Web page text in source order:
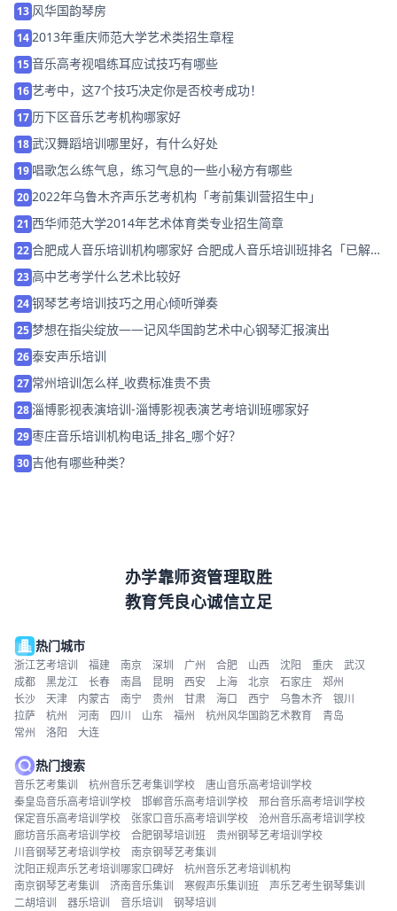
13 风华国韵琴房
14 2013年重庆师范大学艺术类招生章程
15音乐高考视唱练耳应试技巧有哪些
16艺考中，这7个技巧决定你是否校考成功！
17 历下区音乐艺考机构哪家好
18武汉舞蹈培训哪里好，有什么好处
19 唱歌怎么练气息，练习气息的一些小秘方有哪些
20 2022年乌鲁木齐声乐艺考机构「考前集训营招生中」
21 西华师范大学2014年艺术体育类专业招生简章
22合肥成人音乐培训机构哪家好 合肥成人音乐培训班排名「已解
决」
23高中艺考学什么艺术比较好
24钢琴艺考培训技巧之用心倾听弹奏
25梦想在指尖绽放——记风华国韵艺术中心钢琴汇报演出
26泰安声乐培训
27 常州培训怎么样_收费标准贵不贵
28淄博影视表演培训-淄博影视表演艺考培训班哪家好
29枣庄音乐培训机构电话_排名_哪个好？
30 吉他有哪些种类？
办学靠师资管理取胜
教育凭良心诚信立足
热门城市
浙江艺考培训 福建 南京 深圳 广州 合肥 山西 沈阳 重庆
武汉
成都
黑龙江 长春 南昌 昆明 西安 上海 北京 石家庄
郑州
长沙
天津 内蒙古 南宁 贵州 甘肃 海口 西宁 乌鲁木齐
银川
拉萨
杭州 河南 四川 山东 福州 杭州风华国韵艺术教育
青岛
常州
洛阳 大连
热门搜索
音乐艺考集训 杭州音乐艺考集训学校
唐山音乐高考培训学校
秦皇岛音乐高考培训学校
邯郸音乐高考培训学校
邢台音乐高考培训学校
保定音乐高考培训学校
张家口音乐高考培训学校
沧州音乐高考培训学校
廊坊音乐高考培训学校
合肥钢琴培训班
贵州钢琴艺考培训学校
川音钢琴艺考培训学校
南京钢琴艺考集训
沈阳正规声乐艺考培训哪家口碑好
杭州音乐艺考培训机构
南京钢琴艺考集训
济南音乐集训 寒假声乐集训班
声乐艺考生钢琴集训
二胡培训
器乐培训 音乐培训 钢琴培训